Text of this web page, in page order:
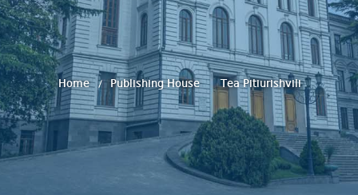
Home Publishing House Tea Pitiurishvili